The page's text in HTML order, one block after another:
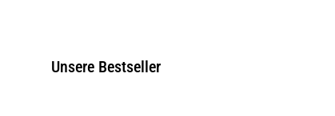
Unsere Bestseller